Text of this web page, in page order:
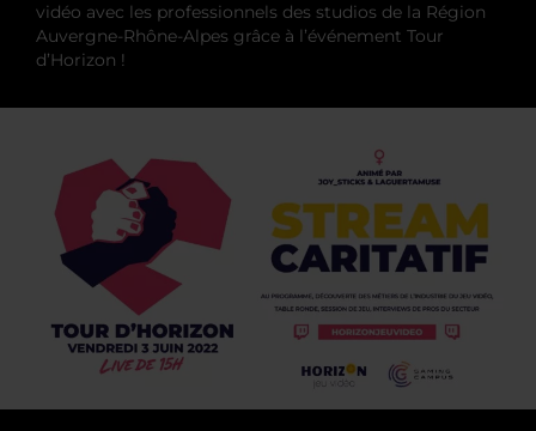
vidéo avec les professionnels des studios de la Région
Auvergne-Rhône-Alpes grâce à l’événement Tour
d’Horizon !